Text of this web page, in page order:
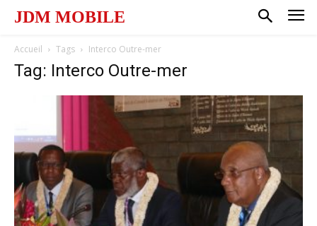
JDM MOBILE
Accueil Tags Interco Outre-mer
Tag: Interco Outre-mer